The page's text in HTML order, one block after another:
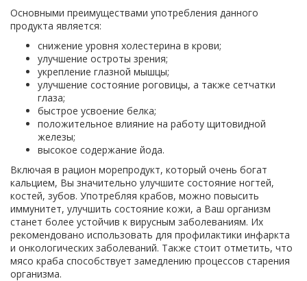
Основными преимуществами употребления данного
продукта является:
снижение уровня холестерина в крови;
улучшение остроты зрения;
укрепление глазной мышцы;
улучшение состояние роговицы, а также сетчатки
глаза;
быстрое усвоение белка;
положительное влияние на работу щитовидной
железы;
высокое содержание йода.
Включая в рацион морепродукт, который очень богат
кальцием, Вы значительно улучшите состояние ногтей,
костей, зубов. Употребляя крабов, можно повысить
иммунитет, улучшить состояние кожи, а Ваш организм
станет более устойчив к вирусным заболеваниям. Их
рекомендовано использовать для профилактики инфаркта
и онкологических заболеваний. Также стоит отметить, что
мясо краба способствует замедлению процессов старения
организма.